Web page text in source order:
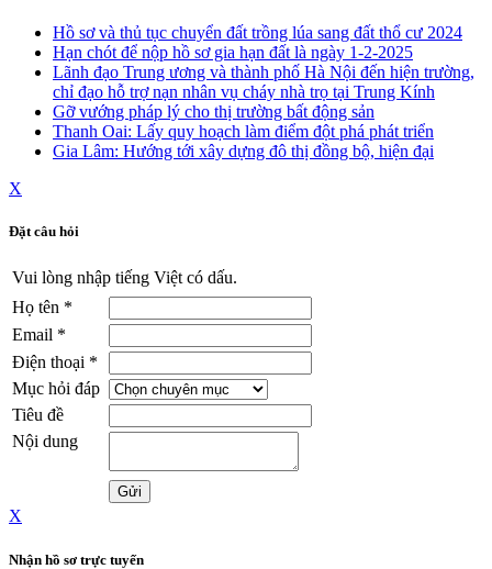
Hồ sơ và thủ tục chuyển đất trồng lúa sang đất thổ cư 2024
Hạn chót để nộp hồ sơ gia hạn đất là ngày 1-2-2025
Lãnh đạo Trung ương và thành phố Hà Nội đến hiện trường,
chỉ đạo hỗ trợ nạn nhân vụ cháy nhà trọ tại Trung Kính
Gỡ vướng pháp lý cho thị trường bất động sản
Thanh Oai: Lấy quy hoạch làm điểm đột phá phát triển
Gia Lâm: Hướng tới xây dựng đô thị đồng bộ, hiện đại
X
Đặt câu hỏi
Vui lòng nhập tiếng Việt có dấu.
Họ tên *
Email *
Điện thoại *
Mục hỏi đáp
Tiêu đề
Nội dung
X
Nhận hồ sơ trực tuyến